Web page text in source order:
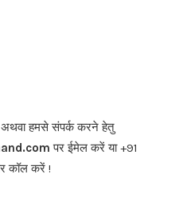
अथवा हमसे संपर्क करने हेतु
पर ईमेल करें या +91
कॉल करें !